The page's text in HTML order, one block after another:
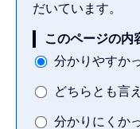
だいています。
このページの内
分かりやすか
どちらとも言
分かりにくか